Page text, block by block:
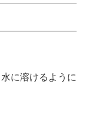
に溶けるように